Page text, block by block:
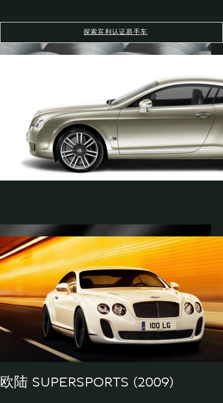
探索宾利认证易手车
欧陆 SUPERSPORTS (2009)